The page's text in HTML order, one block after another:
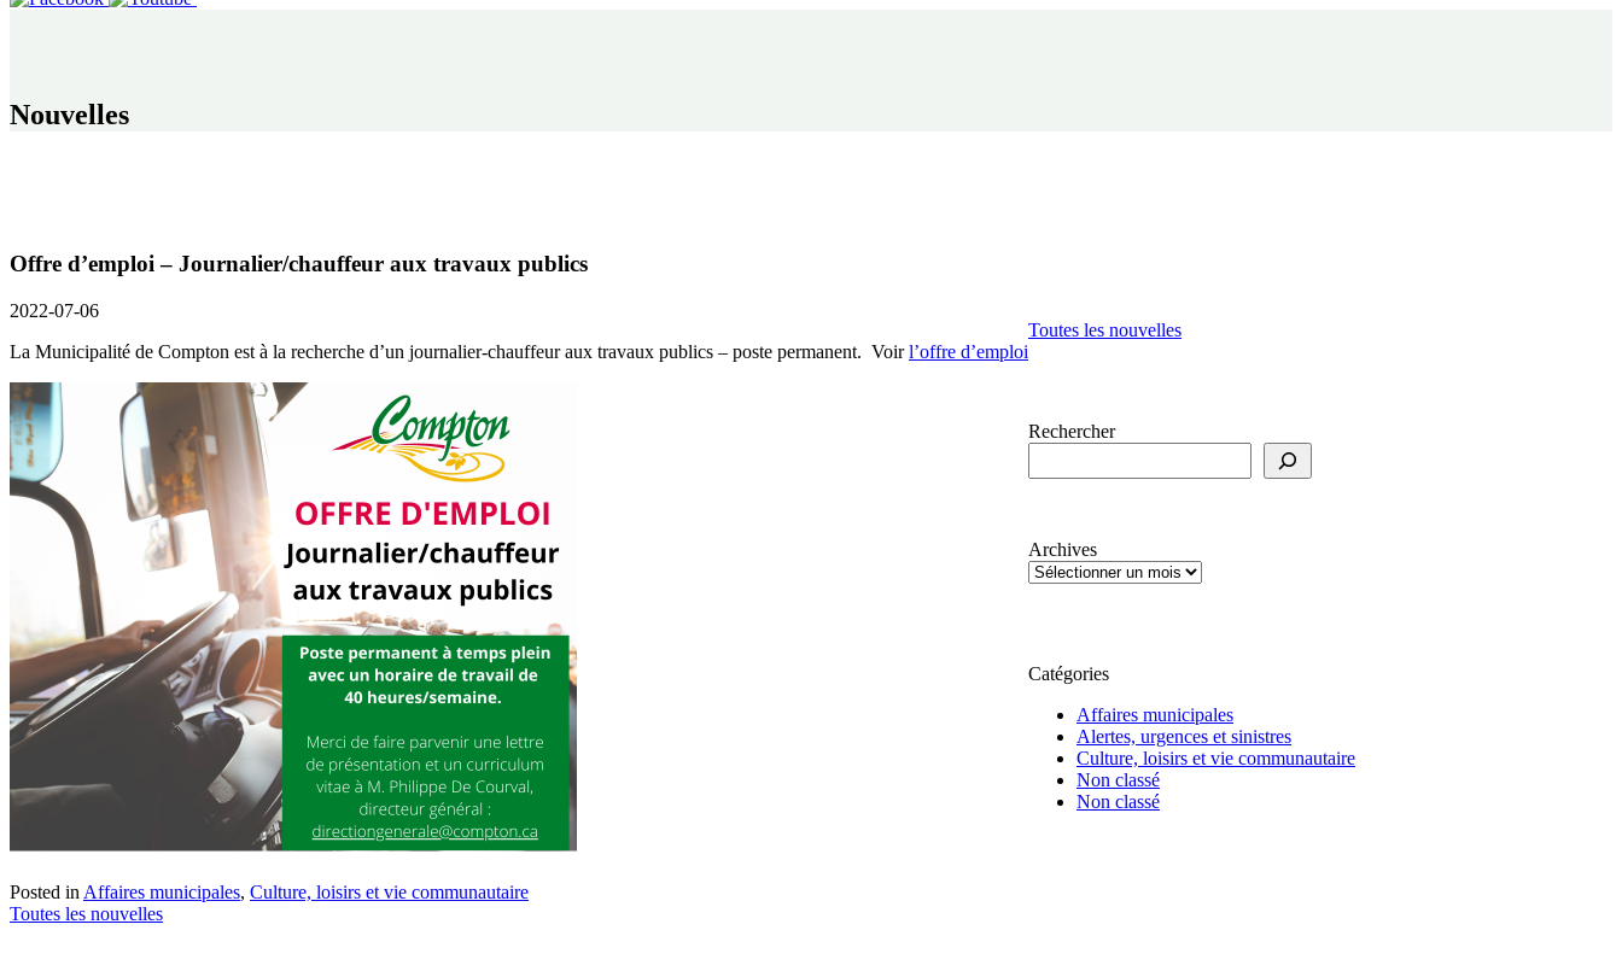
Nouvelles
Offre d’emploi – Journalier/chauffeur aux travaux publics
2022-07-06
La Municipalité de Compton est à la recherche d’un journalier-chauffeur aux travaux publics – poste permanent. Voirl’offre d’emploi
Posted in Affaires municipales, Culture, loisirs et vie communautaire
Toutes les nouvelles
Rechercher
Archives
Catégories
Affaires municipales
Alertes, urgences et sinistres
Culture, loisirs et vie communautaire
Non classé
Non classé
Toutes les nouvelles